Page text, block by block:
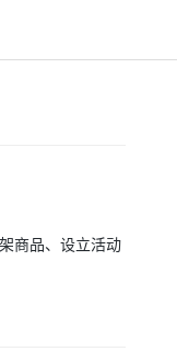
商品、设立活动